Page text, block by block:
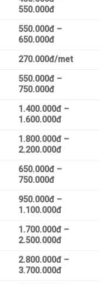
550.000đ
550.000đ –
650.000đ
270.000đ/met
550.000đ –
750.000đ
1.400.000đ –
1.600.000đ
1.800.000đ –
2.200.000đ
650.000đ –
750.000đ
950.000đ –
1.100.000đ
1.700.000đ –
2.500.000đ
2.800.000đ –
3.700.000đ